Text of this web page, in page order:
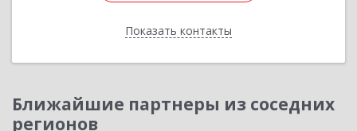
Показать контакты
Назад
Ближайшие партнеры из соседних
регионов